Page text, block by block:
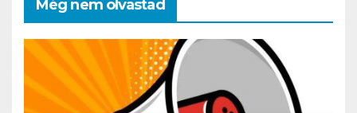
Még nem olvastad